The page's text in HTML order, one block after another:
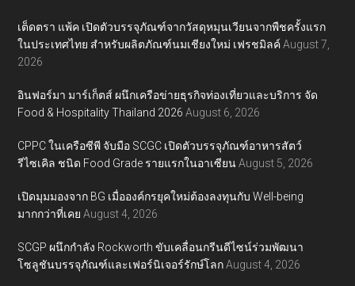
เต็ดตรา แพ้ค เปิดตัวบรรจุภัณฑ์จากวัสดุหมุนเวียนจากพืชครั้งแรก
ในประเทศไทย สำหรับผลิตภัณฑ์นมเชียงใหม่ เฟรชมิลค์ August 7,
2026
อินฟอร์มา มาร์เก็ตส์ ผนึกเครือข่ายธุรกิจท่องเที่ยวและบริการ จัด
Food & Hospitality Thailand 2026 August 6, 2026
CPPC ในเครือซีพี จับมือ SCGC เปิดตัวบรรจุภัณฑ์อาหารสัตว์
รีไซเคิล ชนิด Food Grade รายแรกในอาเซียน August 5, 2026
เปิดมุมมองจาก BG เมื่อองค์กรยุคใหม่ต้องลงทุนกับ Well-being
มากกว่าที่เคย August 4, 2026
SCGP ผนึกกำลัง Rockworth ขับเคลื่อนกรีนดีไซน์ร่วมพัฒนา
โซลูชันบรรจุภัณฑ์และเฟอร์นิเจอร์รักษ์โลก August 4, 2026